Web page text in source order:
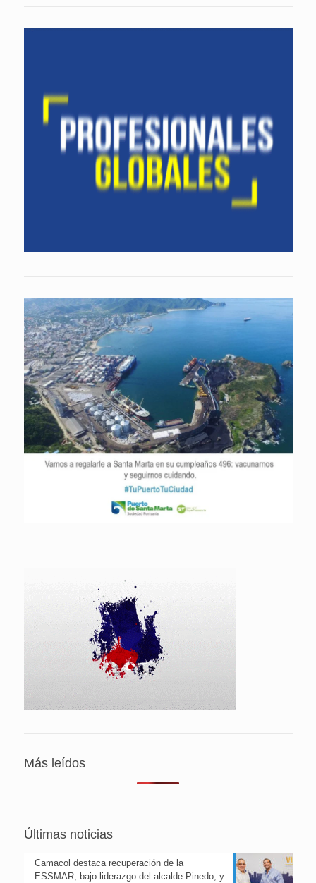
Más leídos
Últimas noticias
Camacol destaca recuperación de la
ESSMAR, bajo liderazgo del alcalde Pinedo, y